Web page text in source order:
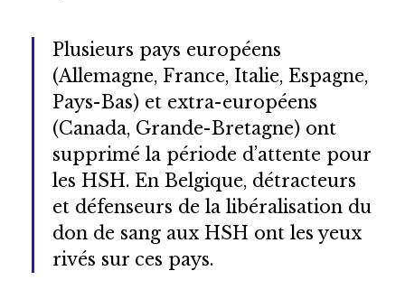
Plusieurs pays européens
(Allemagne, France, Italie, Espagne,
Pays-Bas) et extra-européens
(Canada, Grande-Bretagne) ont
supprimé la période d’attente pour
les HSH. En Belgique, détracteurs
et défenseurs de la libéralisation du
don de sang aux HSH ont les yeux
rivés sur ces pays.